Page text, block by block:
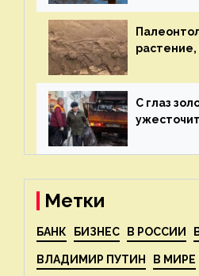
растение,
экологии
С глаз
— новости
Метки
БАНК БИЗНЕС В РОССИИ
ВЛАДИМИР ПУТИН В МИРЕ